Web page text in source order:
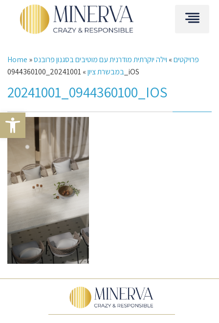
Open toolbar
Home » פרויקטים» וילה יוקרתית מודרנית עם מוטיבים בסגנון פרובנס
במבשרת ציון» 20241001_0944360100_iOS
20241001_0944360100_IOS